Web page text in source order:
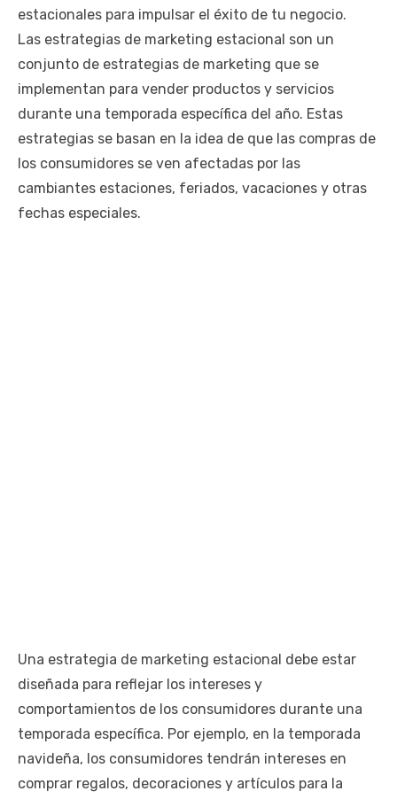
estacionales para impulsar el éxito de tu negocio.
Las estrategias de marketing estacional son un
conjunto de estrategias de marketing que se
implementan para vender productos y servicios
durante una temporada específica del año. Estas
estrategias se basan en la idea de que las compras de
los consumidores se ven afectadas por las
cambiantes estaciones, feriados, vacaciones y otras
fechas especiales.
Una estrategia de marketing estacional debe estar
diseñada para reflejar los intereses y
comportamientos de los consumidores durante una
temporada específica. Por ejemplo, en la temporada
navideña, los consumidores tendrán intereses en
comprar regalos, decoraciones y artículos para la